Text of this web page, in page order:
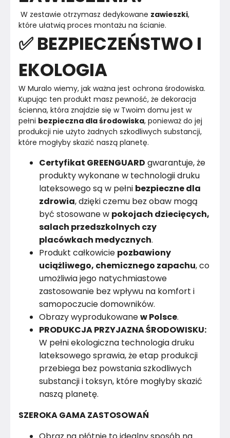
W zestawie otrzymasz dedykowane zawieszki,
które ułatwią proces montażu na ścianie.
✅ BEZPIECZEŃSTWO I
EKOLOGIA
W Muralo wiemy, jak ważna jest ochrona środowiska.
Kupując ten produkt masz pewność, że dekoracja
ścienna, która znajdzie się w Twoim domu jest w
pełni bezpieczna dla środowiska, ponieważ do jej
produkcji nie użyto żadnych szkodliwych substancji,
Certyfikat GREENGUARD gwarantuje, że
produkty wykonane w technologii druku
lateksowego są w pełni bezpieczne dla
zdrowia, dzięki czemu bez obaw mogą
być stosowane w pokojach dziecięcych,
salach przedszkolnych czy
placówkach medycznych.
Produkt całkowicie pozbawiony
uciążliwego, chemicznego zapachu, co
umożliwia jego natychmiastowe
zastosowanie bez wpływu na komfort i
samopoczucie domowników.
Obrazy wyprodukowanew Polsce.
PRODUKCJA PRZYJAZNA ŚRODOWISKU:
W pełni ekologiczna technologia druku
lateksowego sprawia, że etap produkcji
przebiega bez powstania szkodliwych
substancji i toksyn, które mogłyby skazić
naszą planetę.
SZEROKA GAMA ZASTOSOWAŃ